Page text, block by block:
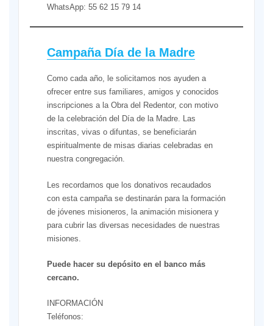
WhatsApp: 55 62 15 79 14
Campaña Día de la Madre
Como cada año, le solicitamos nos ayuden a
ofrecer entre sus familiares, amigos y conocidos
inscripciones a la Obra del Redentor, con motivo
de la celebración del Día de la Madre. Las
inscritas, vivas o difuntas, se beneficiarán
espiritualmente de misas diarias celebradas en
nuestra congregación.
Les recordamos que los donativos recaudados
con esta campaña se destinarán para la formación
de jóvenes misioneros, la animación misionera y
para cubrir las diversas necesidades de nuestras
misiones.
Puede hacer su depósito en el banco más
cercano.
INFORMACIÓN
Teléfonos: